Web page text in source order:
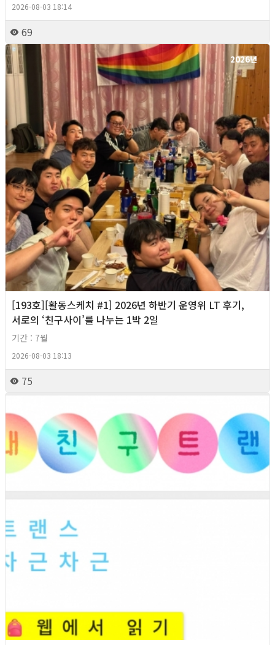
2026-08-03 18:14
69
2026년
[193호][활동스케치 #1] 2026년 하반기 운영위 LT 후기,
서로의 ‘친구사이’를 나누는 1박 2일
기간 : 7월
2026-08-03 18:13
75